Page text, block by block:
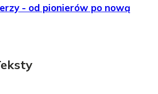
- od pionierów po nową